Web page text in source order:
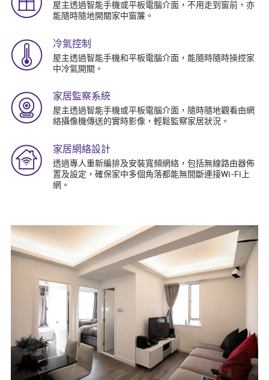
屋主透過智能手機或平板電腦介面，不用走到窗前，亦
能隨時隨地開關家中窗簾。
冷氣控制
屋主透過智能手機和平板電腦介面，能隨時隨時操控家
中冷氣開關。
家居監察系統
屋主透過智能手機或平板電腦介面，隨時隨地觀看由網
絡攝像機傳送的實時影像，輕鬆監察家居狀況。
家居網絡設計
透過專人重新編排及安裝寬頻網絡，包括無線路由器佈
置及設定，確保家中多個角落都能無間斷連接Wi-Fi上
網。